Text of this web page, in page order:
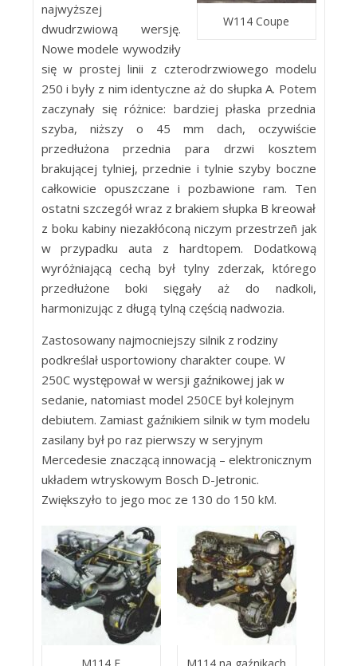
W114 Coupe
najwyższej
dwudrzwiową wersję.
Nowe modele wywodziły
się w prostej linii z czterodrzwiowego modelu
250 i były z nim identyczne aż do słupka A. Potem
zaczynały się różnice: bardziej płaska przednia
szyba, niższy o 45 mm dach, oczywiście
przedłużona przednia para drzwi kosztem
brakującej tylniej, przednie i tylnie szyby boczne
całkowicie opuszczane i pozbawione ram. Ten
ostatni szczegół wraz z brakiem słupka B kreował
z boku kabiny niezakłóconą niczym przestrzeñ jak
w przypadku auta z hardtopem. Dodatkową
wyróżniającą cechą był tylny zderzak, którego
przedłużone boki sięgały aż do nadkoli,
harmonizując z długą tylną częścią nadwozia.
Zastosowany najmocniejszy silnik z rodziny
podkreślał usportowiony charakter coupe. W
250C występował w wersji gaźnikowej jak w
sedanie, natomiast model 250CE był kolejnym
debiutem. Zamiast gaźnikiem silnik w tym modelu
zasilany był po raz pierwszy w seryjnym
Mercedesie znaczącą innowacją – elektronicznym
układem wtryskowym Bosch D-Jetronic.
Zwiększyło to jego moc ze 130 do 150 kM.